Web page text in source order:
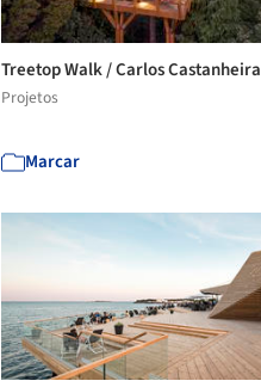
Treetop Walk / Carlos Castanheira
Projetos
Marcar